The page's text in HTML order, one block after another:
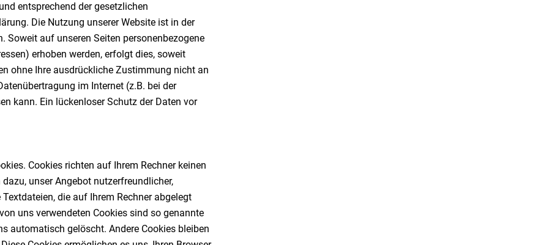
entsprechend der gesetzlichen
Die Nutzung unserer Website ist in der
Soweit auf unseren Seiten personenbezogene
erhoben werden, erfolgt dies, soweit
ohne Ihre ausdrückliche Zustimmung nicht an
im Internet (z.B. bei der
kann. Ein lückenloser Schutz der Daten vor
Cookies richten auf Ihrem Rechner keinen
unser Angebot nutzerfreundlicher,
die auf Ihrem Rechner abgelegt
uns verwendeten Cookies sind so genannte
automatisch gelöscht. Andere Cookies bleiben